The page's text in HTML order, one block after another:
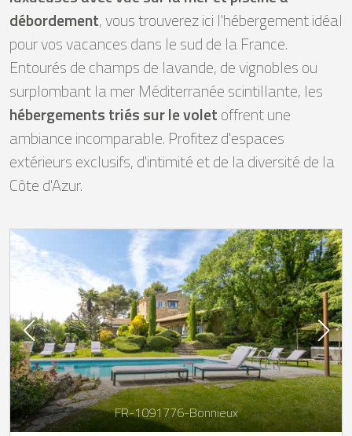
débordement, vous trouverez ici l'hébergement idéal
pour vos vacances dans le sud de la France.
Entourés de champs de lavande, de vignobles ou
surplombant la mer Méditerranée scintillante, les
hébergements triés sur le voletoffrent une
ambiance incomparable. Profitez d'espaces
extérieurs exclusifs, d'intimité et de la diversité de la
Côte d'Azur.
FR-1091776-Bonnieux